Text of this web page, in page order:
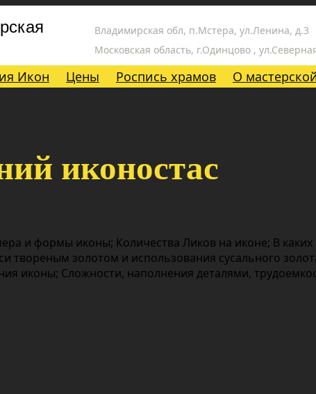
Владимирская обл, п.Мстера, ул.Ленина, д.3
Московская область, г.Одинцово ,
Икон Цены Роспись храмов О мастерской
иконостас
и формы иконы; Количества Ликов на иконе; В
твореным золотом и использования сусального
иконы; Сложности, наполнения деталями,